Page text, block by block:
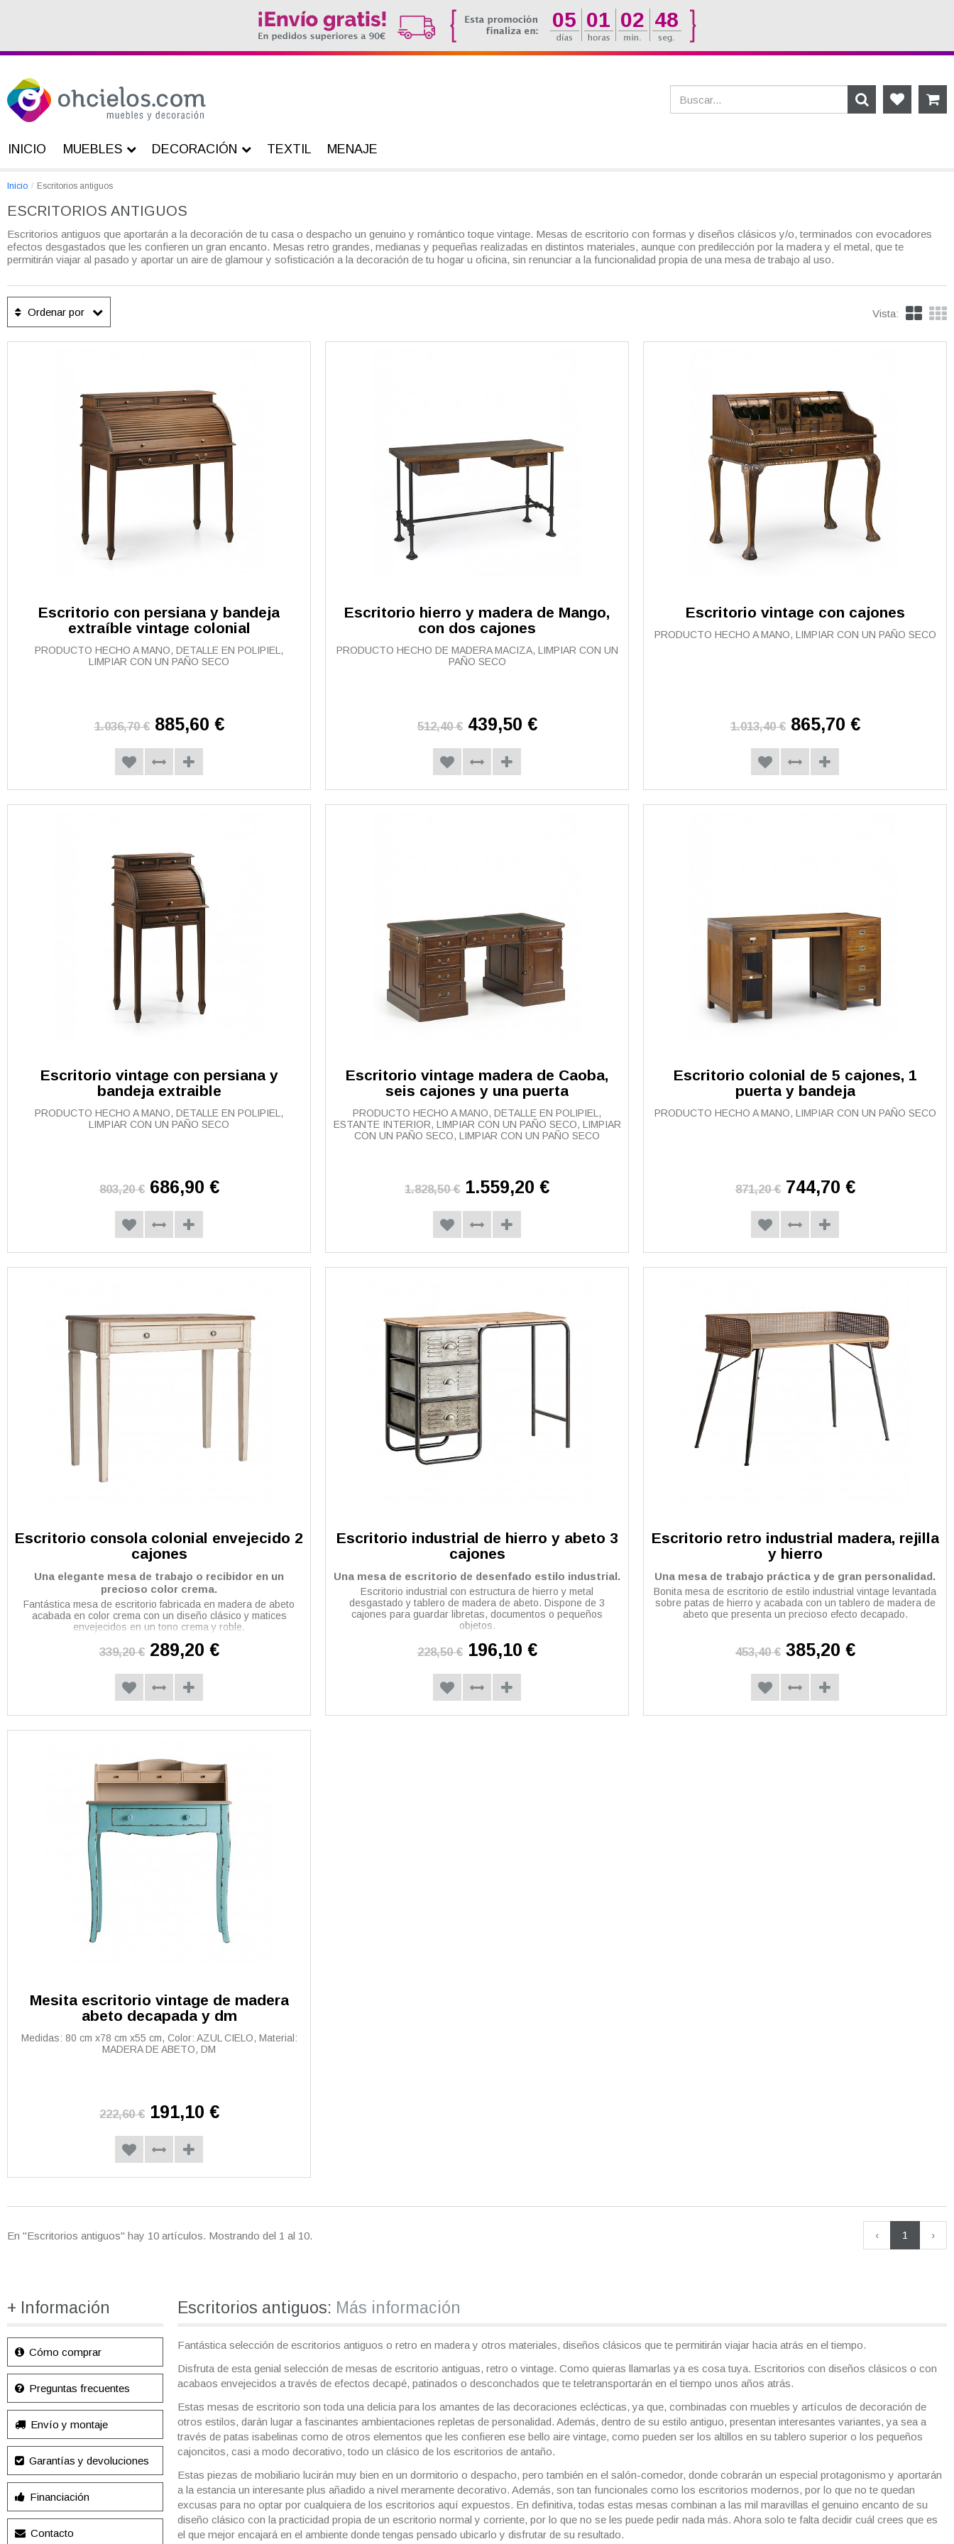
Inicio Escritorios antiguos
ESCRITORIOS ANTIGUOS
Escritorios antiguos que aportarán a la decoración de tu casa o despacho un genuino y romántico toque vintage. Mesas de escritorio con formas y diseños clásicos y/o, terminados con evocadores
efectos desgastados que les confieren un gran encanto. Mesas retro grandes, medianas y pequeñas realizadas en distintos materiales, aunque con predilección por la madera y el metal, que te
permitirán viajar al pasado y aportar un aire de glamour y sofisticación a la decoración de tu hogar u oficina, sin renunciar a la funcionalidad propia de una mesa de trabajo al uso.
Vista:
Ordenar por
Escritorio con persiana y bandeja
extraíble vintage colonial
PRODUCTO HECHO A MANO, DETALLE EN POLIPIEL,
LIMPIAR CON UN PAÑO SECO
1.036,70 € 885,60 €
Escritorio hierro y madera de Mango,
con dos cajones
PRODUCTO HECHO DE MADERA MACIZA, LIMPIAR CON UN
PAÑO SECO
512,40 € 439,50 €
Escritorio vintage con cajones
PRODUCTO HECHO A MANO, LIMPIAR CON UN PAÑO SECO
1.013,40 € 865,70 €
Escritorio vintage con persiana y
bandeja extraible
PRODUCTO HECHO A MANO, DETALLE EN POLIPIEL,
LIMPIAR CON UN PAÑO SECO
803,20 € 686,90 €
Escritorio vintage madera de Caoba,
seis cajones y una puerta
PRODUCTO HECHO A MANO, DETALLE EN POLIPIEL,
ESTANTE INTERIOR, LIMPIAR CON UN PAÑO SECO, LIMPIAR
CON UN PAÑO SECO, LIMPIAR CON UN PAÑO SECO
1.828,50 € 1.559,20 €
Escritorio colonial de 5 cajones, 1
puerta y bandeja
PRODUCTO HECHO A MANO, LIMPIAR CON UN PAÑO SECO
871,20 € 744,70 €
Escritorio consola colonial envejecido 2
cajones
Una elegante mesa de trabajo o recibidor en un
precioso color crema.
Fantástica mesa de escritorio fabricada en madera de abeto
acabada en color crema con un diseño clásico y matices
envejecidos en un tono crema y roble.
339,20 € 289,20 €
Escritorio industrial de hierro y abeto 3
cajones
Una mesa de escritorio de desenfado estilo industrial.
Escritorio industrial con estructura de hierro y metal
desgastado y tablero de madera de abeto. Dispone de 3
cajones para guardar libretas, documentos o pequeños
objetos.
228,50 € 196,10 €
Escritorio retro industrial madera, rejilla
y hierro
Una mesa de trabajo práctica y de gran personalidad.
Bonita mesa de escritorio de estilo industrial vintage levantada
sobre patas de hierro y acabada con un tablero de madera de
abeto que presenta un precioso efecto decapado.
453,40 € 385,20 €
Mesita escritorio vintage de madera
abeto decapada y dm
Medidas: 80 cm x78 cm x55 cm, Color: AZUL CIELO, Material:
MADERA DE ABETO, DM
222,60 € 191,10 €
‹ 1 ›
En "Escritorios antiguos" hay 10 artículos. Mostrando del 1 al 10.
Escritorios antiguos: Más información
Fantástica selección de escritorios antiguos o retro en madera y otros materiales, diseños clásicos que te permitirán viajar hacia atrás en el tiempo.
Disfruta de esta genial selección de mesas de escritorio antiguas, retro o vintage. Como quieras llamarlas ya es cosa tuya. Escritorios con diseños clásicos o con
acabaos envejecidos a través de efectos decapé, patinados o desconchados que te teletransportarán en el tiempo unos años atrás.
Estas mesas de escritorio son toda una delicia para los amantes de las decoraciones eclécticas, ya que, combinadas con muebles y artículos de decoración de
otros estilos, darán lugar a fascinantes ambientaciones repletas de personalidad. Además, dentro de su estilo antiguo, presentan interesantes variantes, ya sea a
través de patas isabelinas como de otros elementos que les confieren ese bello aire vintage, como pueden ser los altillos en su tablero superior o los pequeños
cajoncitos, casi a modo decorativo, todo un clásico de los escritorios de antaño.
Estas piezas de mobiliario lucirán muy bien en un dormitorio o despacho, pero también en el salón-comedor, donde cobrarán un especial protagonismo y aportarán
a la estancia un interesante plus añadido a nivel meramente decorativo. Además, son tan funcionales como los escritorios modernos, por lo que no te quedan
excusas para no optar por cualquiera de los escritorios aquí expuestos. En definitiva, todas estas mesas combinan a las mil maravillas el genuino encanto de su
diseño clásico con la practicidad propia de un escritorio normal y corriente, por lo que no se les puede pedir nada más. Ahora solo te falta decidir cuál crees que es
el que mejor encajará en el ambiente donde tengas pensado ubicarlo y disfrutar de su resultado.
+ Información
Cómo comprar
Preguntas frecuentes
Envío y montaje
Garantías y devoluciones
Financiación
Contacto
INICIO MUEBLES DECORACIÓN TEXTIL MENAJE
05 01 02 47